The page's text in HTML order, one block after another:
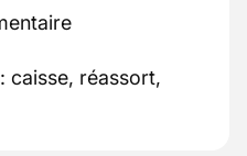
caisse, réassort,